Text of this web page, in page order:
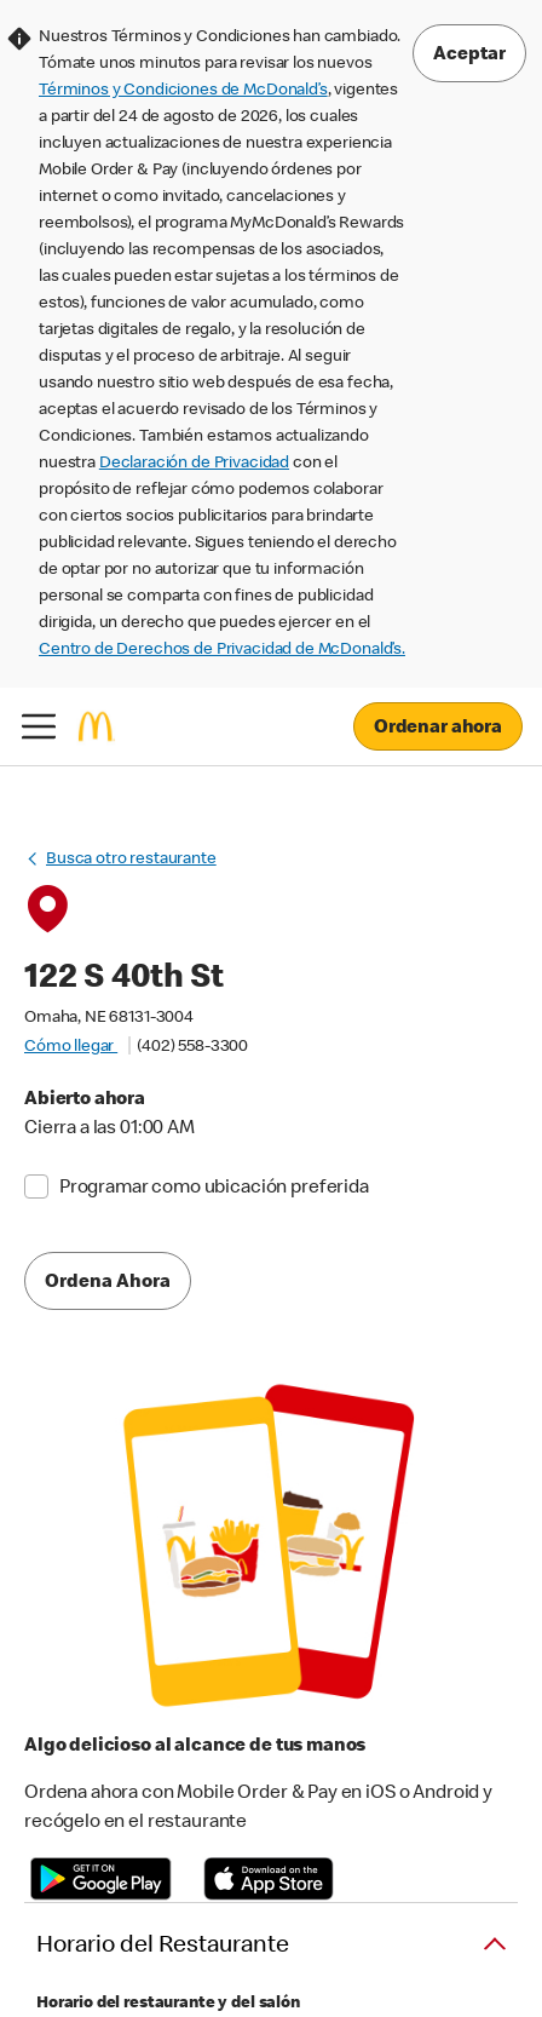
Nuestros Términos y Condiciones han cambiado.
Tómate unos minutos para revisar los nuevos
Términos y Condiciones de McDonald’s, vigentes
a partir del 24 de agosto de 2026, los cuales
incluyen actualizaciones de nuestra experiencia
Mobile Order & Pay (incluyendo órdenes por
internet o como invitado, cancelaciones y
reembolsos), el programa MyMcDonald’s Rewards
(incluyendo las recompensas de los asociados,
las cuales pueden estar sujetas a los términos de
estos), funciones de valor acumulado, como
tarjetas digitales de regalo, y la resolución de
disputas y el proceso de arbitraje. Al seguir
usando nuestro sitio web después de esa fecha,
aceptas el acuerdo revisado de los Términos y
Condiciones. También estamos actualizando
nuestra Declaración de Privacidad con el
propósito de reflejar cómo podemos colaborar
con ciertos socios publicitarios para brindarte
publicidad relevante. Sigues teniendo el derecho
de optar por no autorizar que tu información
personal se comparta con fines de publicidad
dirigida, un derecho que puedes ejercer en el
Centro de Derechos de Privacidad de McDonald’s.
Aceptar
Ordenar ahora
Busca otro restaurante
122 S 40th St
Omaha, NE 68131-3004
Cómo llegar
(402) 558-3300
Abierto ahora
Cierra a las 01:00 AM
Programar como ubicación preferida
Ordena Ahora
Algo delicioso al alcance de tus manos
Ordena ahora con Mobile Order & Pay en iOS o Android y
recógelo en el restaurante
Horario del Restaurante
Horario del restaurante y del salón